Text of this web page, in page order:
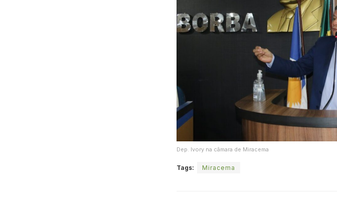
Dep. Ivory na câmara de Miracema
Tags: Miracema